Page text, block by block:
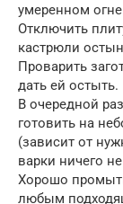
умеренном
Отключить
кастрюли
Проварить
дать ей остыть.
В очередной
готовить на
(зависит от
варки ничего
Хорошо
любым